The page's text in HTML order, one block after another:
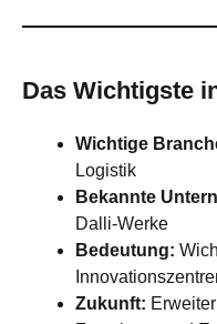
Das Wichtigste
Wichtige
Logistik
Bekannte
Dalli-Werke
Bedeutung:
Zukunft: